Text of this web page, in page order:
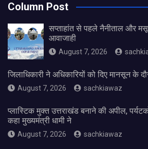
Column Post
सप्ताहांत से पहले नैनीताल और
आवाजाही
August 7, 2026
जिलाधिकारी ने अधिकारियों को दिए मानसून के
August 7, 2026 sachkiawaz
प्लास्टिक मुक्त उत्तराखंड बनाने की अपील,
कहा मुख्यमंत्री धामी ने
August 7, 2026 sachkiawaz